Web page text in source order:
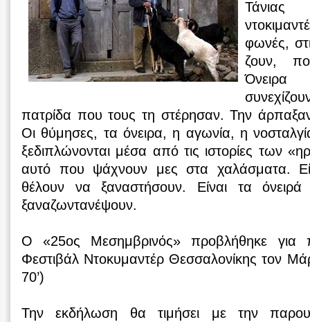
Τάνιας
φωνές,
ζουν,
πατρίδα που τους τη στέρησαν. Την
Οι θύμησες, τα όνειρα, η αγωνία, η
ξεδιπλώνονται μέσα από τις ιστορίες των
αυτό που ψάχνουν μες στα χαλάσματα.
θέλουν να ξαναστήσουν. Είναι τα
ξαναζωντανέψουν.
Ο «25ος Μεσημβρινός» προβλήθηκε
Φεστιβάλ Ντοκυμαντέρ Θεσσαλονίκης τον
70’)
Την εκδήλωση θα τιμήσει με την